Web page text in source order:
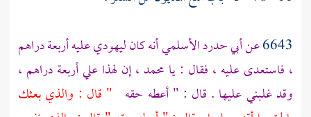
6643عنأبي حدرد الأسلميأنه كان ليهودي عليه أربعة دراهم
، فاستعدى عليه ، فقال : يا محمد، إن لهذا علي أربعة دراهم ،
وقد غلبني عليها . قال : " أعطه حقه " قال : والذي بعثك